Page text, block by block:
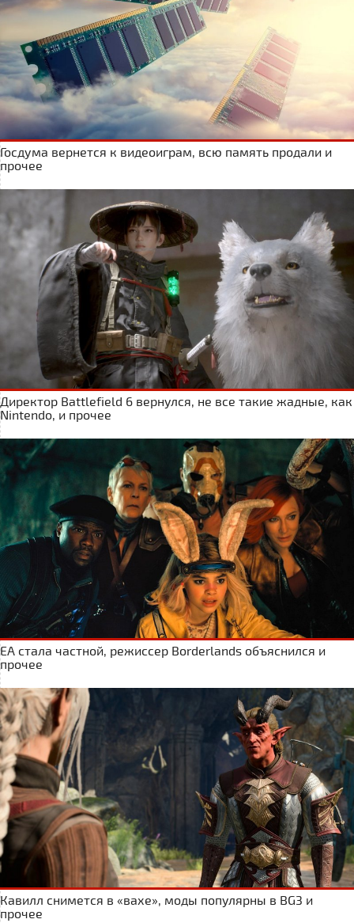
Госдума вернется к видеоиграм, всю память продали и
прочее
Директор Battlefield 6 вернулся, не все такие жадные, как
Nintendo, и прочее
ЕА стала частной, режиссер Borderlands объяснился и
прочее
Кавилл снимется в «вахе», моды популярны в BG3 и
прочее